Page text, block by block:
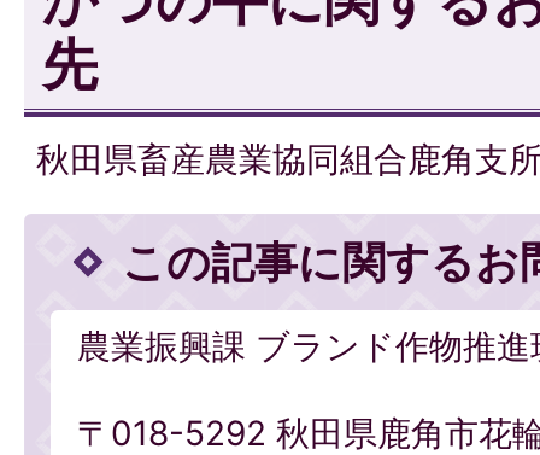
先
秋田県畜産農業協同組合鹿角支
この記事に関するお
農業振興課 ブランド作物推進
〒018-5292 秋田県鹿角市花